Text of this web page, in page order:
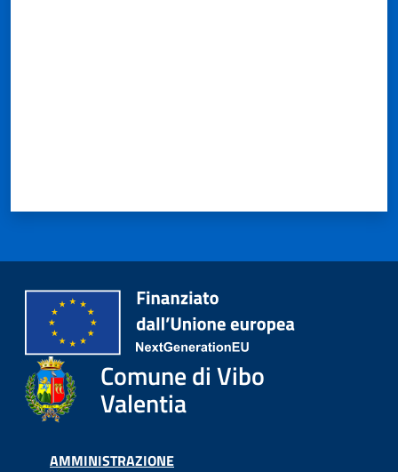
Comune di Vibo
Valentia
AMMINISTRAZIONE